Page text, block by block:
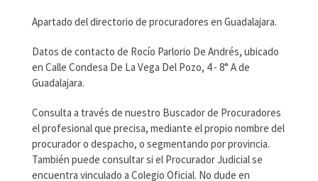
Apartado del directorio de procuradores en Guadalajara.
Datos de contacto de Rocío Parlorio De Andrés, ubicado
en Calle Condesa De La Vega Del Pozo, 4 - 8° A de
Guadalajara.
Consulta a través de nuestro Buscador de Procuradores
el profesional que precisa, mediante el propio nombre del
procurador o despacho, o segmentando por provincia.
También puede consultar si el Procurador Judicial se
encuentra vinculado a Colegio Oficial. No dude en